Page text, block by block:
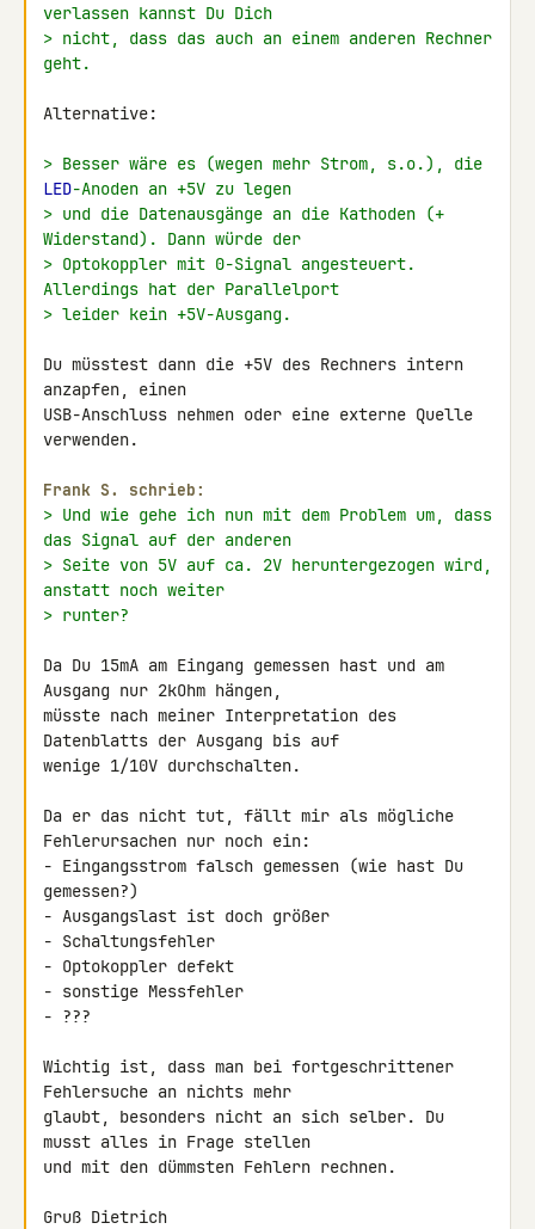
verlassen kannst Du Dich
> nicht, dass das auch an einem anderen Rechner
geht.
Alternative:
LED-Anoden an +5V zu legen
> und die Datenausgänge an die Kathoden (+
Widerstand). Dann würde der
> Optokoppler mit 0-Signal angesteuert.
Allerdings hat der Parallelport
> leider kein +5V-Ausgang.
Du müsstest dann die +5V des Rechners intern
anzapfen, einen
USB-Anschluss nehmen oder eine externe Quelle
verwenden.
Frank S. schrieb:
> Und wie gehe ich nun mit dem Problem um, dass
das Signal auf der anderen
> Seite von 5V auf ca. 2V heruntergezogen wird,
anstatt noch weiter
> runter?
Da Du 15mA am Eingang gemessen hast und am
Ausgang nur 2kOhm hängen,
müsste nach meiner Interpretation des
Datenblatts der Ausgang bis auf
wenige 1/10V durchschalten.
Da er das nicht tut, fällt mir als mögliche
Fehlerursachen nur noch ein:
- Eingangsstrom falsch gemessen (wie hast Du
gemessen?)
- Ausgangslast ist doch größer
- Schaltungsfehler
- Optokoppler defekt
- sonstige Messfehler
- ???
Wichtig ist, dass man bei fortgeschrittener
Fehlersuche an nichts mehr
glaubt, besonders nicht an sich selber. Du
musst alles in Frage stellen
und mit den dümmsten Fehlern rechnen.
Gruß Dietrich